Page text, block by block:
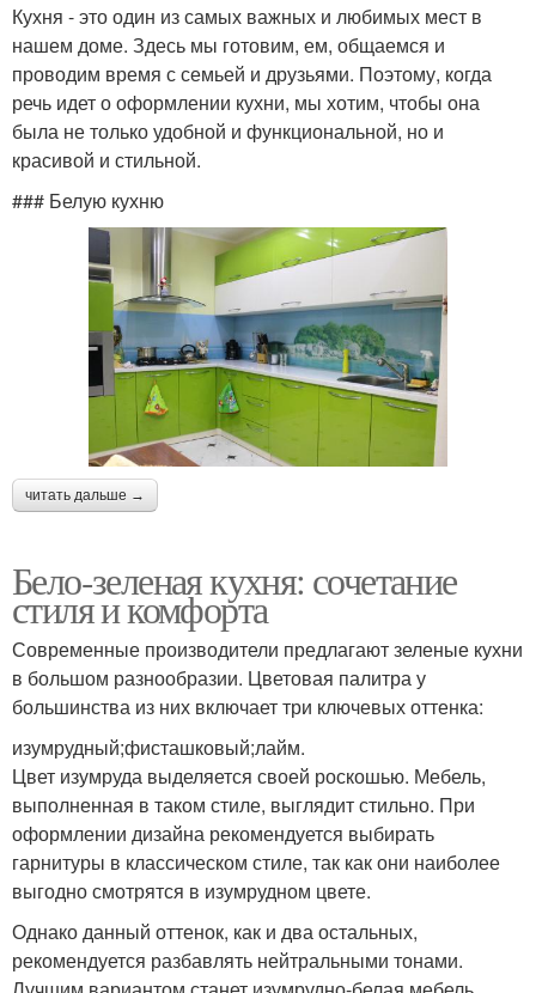
Кухня - это один из самых важных и любимых мест в
нашем доме. Здесь мы готовим, ем, общаемся и
проводим время с семьей и друзьями. Поэтому, когда
речь идет о оформлении кухни, мы хотим, чтобы она
была не только удобной и функциональной, но и
красивой и стильной.
### Белую кухню
читать дальше →
Бело-зеленая кухня: сочетание
стиля и комфорта
Современные производители предлагают зеленые кухни
в большом разнообразии. Цветовая палитра у
большинства из них включает три ключевых оттенка:
изумрудный;фисташковый;лайм.
Цвет изумруда выделяется своей роскошью. Мебель,
выполненная в таком стиле, выглядит стильно. При
оформлении дизайна рекомендуется выбирать
гарнитуры в классическом стиле, так как они наиболее
выгодно смотрятся в изумрудном цвете.
Однако данный оттенок, как и два остальных,
рекомендуется разбавлять нейтральными тонами.